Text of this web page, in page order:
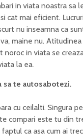
in viata noastra sa
cat mai eficient.
nu inseamna ca
maine nu.
noroc in viata se
la ea.
sa te autosabotezi.
cu ceilalti. Singura
compari este tu din
ca asa cum ai